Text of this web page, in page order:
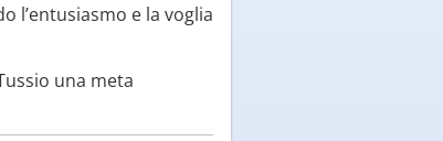
l’entusiasmo e la voglia
una meta